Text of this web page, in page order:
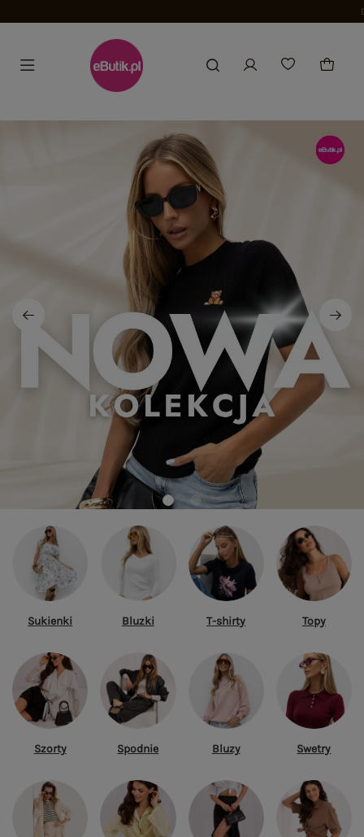
Sukienki Bluzki T-shirty Topy
Szorty Spodnie Bluzy Swetry